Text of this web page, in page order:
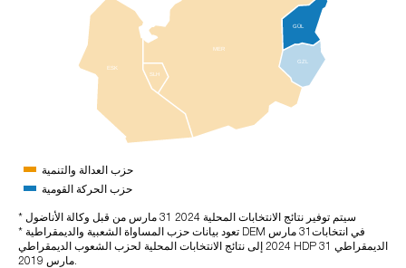
MER
GZL
ESK
GÜL
SLH
حزب العدالة والتنمية
حزب الحركة القومية
* سيتم توفير نتائج الانتخابات المحلية 2024 31 مارس من قبل وكالة الأناضول
* تعود بيانات حزب المساواة الشعبية والديمقراطية DEM في انتخابات31 مارس
2024 إلى نتائج الانتخابات المحلية لحزب الشعوب الديمقراطي HDP الديمقراطي 31
مارس 2019.